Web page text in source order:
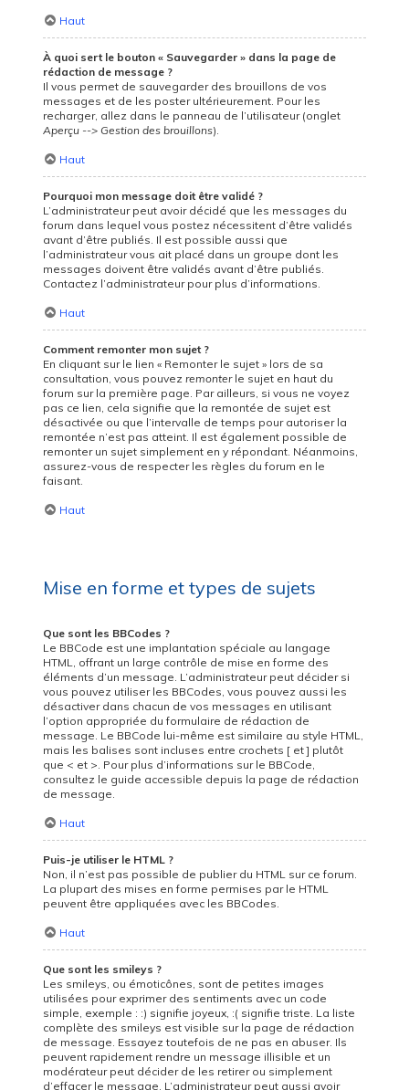
Haut
À quoi sert le bouton « Sauvegarder » dans la page de
rédaction de message ?
Il vous permet de sauvegarder des brouillons de vos
messages et de les poster ultérieurement. Pour les
recharger, allez dans le panneau de l’utilisateur (onglet
Aperçu --> Gestion des brouillons).
Haut
Pourquoi mon message doit être validé ?
L’administrateur peut avoir décidé que les messages du
forum dans lequel vous postez nécessitent d’être validés
avant d’être publiés. Il est possible aussi que
l’administrateur vous ait placé dans un groupe dont les
messages doivent être validés avant d’être publiés.
Contactez l’administrateur pour plus d’informations.
Haut
Comment remonter mon sujet ?
En cliquant sur le lien « Remonter le sujet » lors de sa
consultation, vous pouvezremonterle sujet en haut du
forum sur la première page. Par ailleurs, si vous ne voyez
pas ce lien, cela signifie que la remontée de sujet est
désactivée ou que l’intervalle de temps pour autoriser la
remontée n’est pas atteint. Il est également possible de
remonter un sujet simplement en y répondant. Néanmoins,
assurez-vous de respecter les règles du forum en le
faisant.
Haut
Mise en forme et types de sujets
Que sont les BBCodes ?
Le BBCode est une implantation spéciale au langage
HTML, offrant un large contrôle de mise en forme des
éléments d’un message. L’administrateur peut décider si
vous pouvez utiliser les BBCodes, vous pouvez aussi les
désactiver dans chacun de vos messages en utilisant
l’option appropriée du formulaire de rédaction de
message. Le BBCode lui-même est similaire au style HTML,
mais les balises sont incluses entre crochets [ et ] plutôt
que < et >. Pour plus d’informations sur le BBCode,
consultez le guide accessible depuis la page de rédaction
de message.
Haut
Puis-je utiliser le HTML ?
Non, il n’est pas possible de publier du HTML sur ce forum.
La plupart des mises en forme permises par le HTML
peuvent être appliquées avec les BBCodes.
Haut
Que sont les smileys ?
Les smileys, ou émoticônes, sont de petites images
utilisées pour exprimer des sentiments avec un code
simple, exemple : :) signifie joyeux, :( signifie triste. La liste
complète des smileys est visible sur la page de rédaction
de message. Essayez toutefois de ne pas en abuser. Ils
peuvent rapidement rendre un message illisible et un
modérateur peut décider de les retirer ou simplement
d’effacer le message. L’administrateur peut aussi avoir